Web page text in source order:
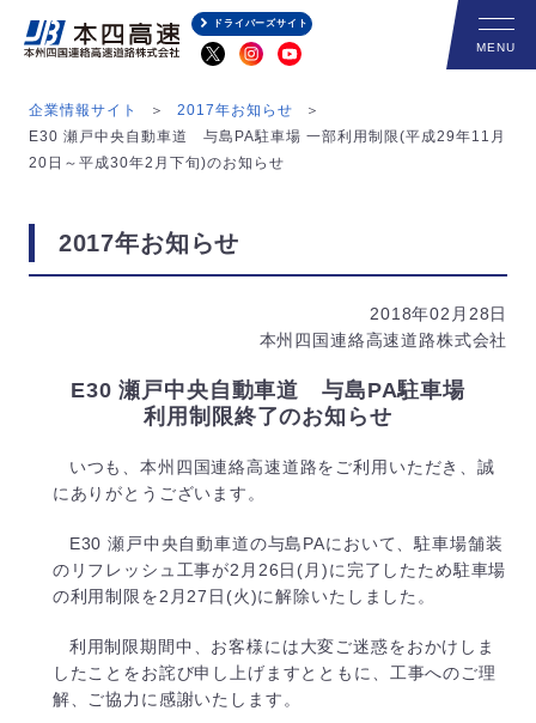
ドライバーズサイト
企業情報サイト
2017年お知らせ
E30 瀬戸中央自動車道 与島PA駐車場 一部利用制限(平成29年11月
20日～平成30年2月下旬)のお知らせ
2017年お知らせ
2018年02月28日
本州四国連絡高速道路株式会社
E30 瀬戸中央自動車道 与島PA駐車場
利用制限終了のお知らせ
いつも、本州四国連絡高速道路をご利用いただき、誠
にありがとうございます。
E30 瀬戸中央自動車道の与島PAにおいて、駐車場舗装
のリフレッシュ工事が2月26日(月)に完了したため駐車場
の利用制限を2月27日(火)に解除いたしました。
利用制限期間中、お客様には大変ご迷惑をおかけしま
したことをお詫び申し上げますとともに、工事へのご理
解、ご協力に感謝いたします。